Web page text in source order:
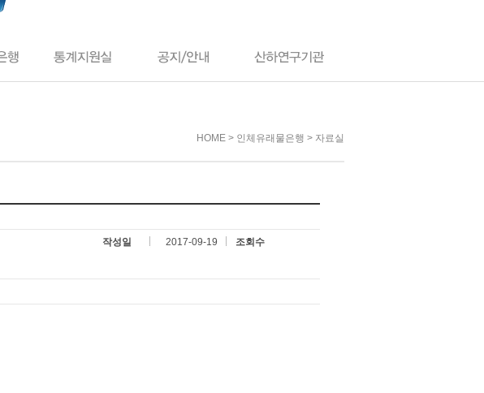
HOME > 인체유래물은행 > 자료실
작성일 2017-09-19 조회수